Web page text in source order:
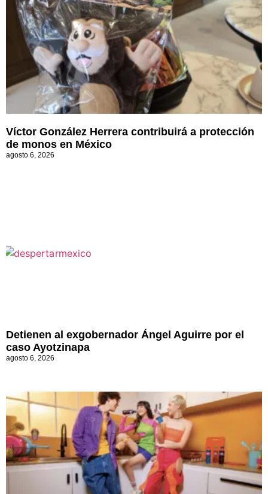
Víctor González Herrera contribuirá a protección
de monos en México
agosto 6, 2026
Detienen al exgobernador Ángel Aguirre por el
caso Ayotzinapa
agosto 6, 2026